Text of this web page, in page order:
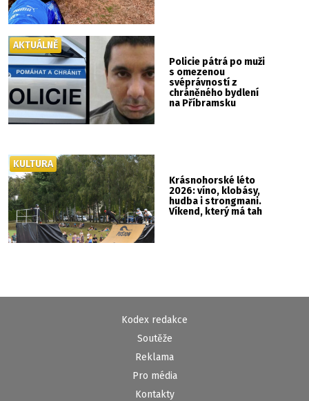
Policie pátrá po muži
s omezenou
svéprávností z
chráněného bydlení
na Příbramsku
AKTUÁLNĚ
Krásnohorské léto
2026: víno, klobásy,
hudba i strongmani.
Víkend, který má tah
KULTURA
Kodex redakce
Soutěže
Reklama
Pro média
Kontakty